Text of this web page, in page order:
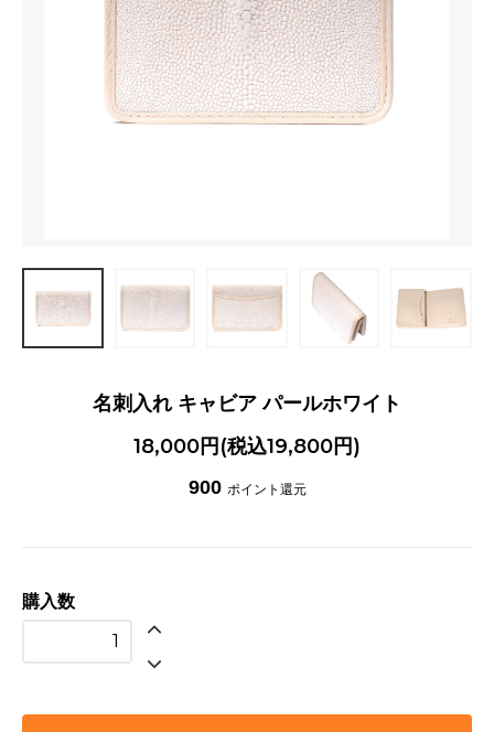
名刺入れ キャビア パールホワイト
18,000円(税込19,800円)
900 ポイント還元
購入数